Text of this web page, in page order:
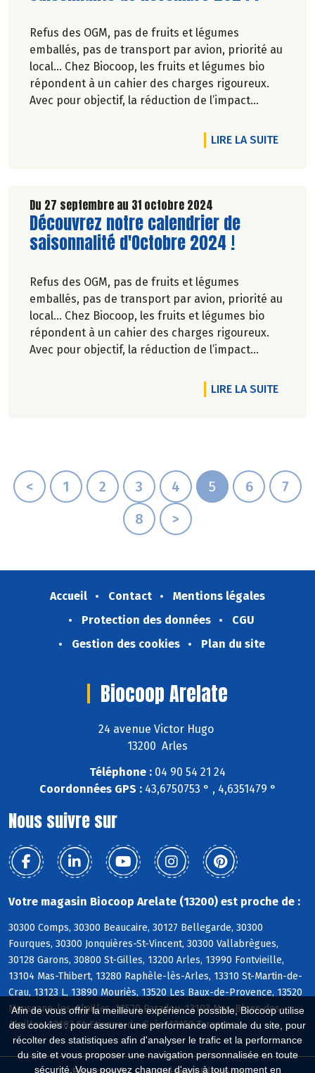
Afin de vous offrir la meilleure expérience possible, Biocoop utilise
des cookies : pour assurer une performance optimale du site, pour
récolter des statistiques afin d'analyser le trafic et la performance
du site et vous proposer une navigation personnalisée en toute
sécurité. Vous pouvez changer d'avis à tout moment en
Refus des OGM, pas de fruits et légumes
emballés, pas de transport par avion, priorité au
local… Chez Biocoop, les fruits et légumes bio
répondent à un cahier des charges rigoureux.
Avec pour objectif, la réduction de l’impact
l’environnement. Parce que manger des produits
de qualité rime avec respect de la saisonnalité,
Découvrez celui de Novembre 2024 !
LIRE LA SUITEDE
Du 27 septembre au 31 octobre 2024
Lire la suite de l'article
Découvrez notre calendrier de
saisonnalité d'Octobre 2024 !
Refus des OGM, pas de fruits et légumes
emballés, pas de transport par avion, priorité au
local… Chez Biocoop, les fruits et légumes bio
répondent à un cahier des charges rigoureux.
Avec pour objectif, la réduction de l’impact
l’environnement. Parce que manger des produits
de qualité rime avec respect de la saisonnalité,
LIRE LA SUITEDE
< 1 2 3 4 5 6
7
8
>
Accueil Contact
Mentions légales
Protection des données
CGU
Gestion des cookies
Plan du site
Biocoop Arelate
24 avenue Victor Hugo
13200 Arles
Téléphone : 04 90 54 21 24
Coordonnées GPS :43,6750753 ° , 4,6351479 °
Nous suivre sur
Votre magasin Biocoop Arelate (13200) est proche de :
30300 Comps, 30300 Beaucaire, 30127 Bellegarde, 30300
Fourques, 30300 Jonquières-St-Vincent, 30300 Vallabrègues,
30128 Garons, 30800 St-Gilles, 13200 Arles, 13990 Fontvieille,
13104 Mas-Thibert, 13280 Raphèle-lès-Arles, 13310 St-Martin-de-
Crau, 13123 L, 13890 Mouriès, 13520 Les Baux-de-Provence, 13520
Maussane-les-Alpilles, 13520 Paradou, 13103 Mas-Blanc-des-
Alpilles, 13103 St-Etienne-du-Grès, 13150 Tarascon